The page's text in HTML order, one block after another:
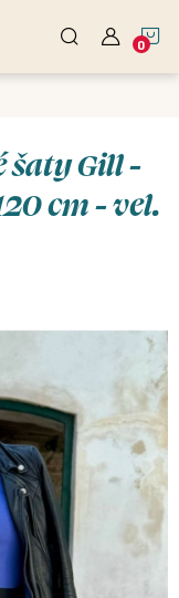
šaty Gill -
cm - vel.